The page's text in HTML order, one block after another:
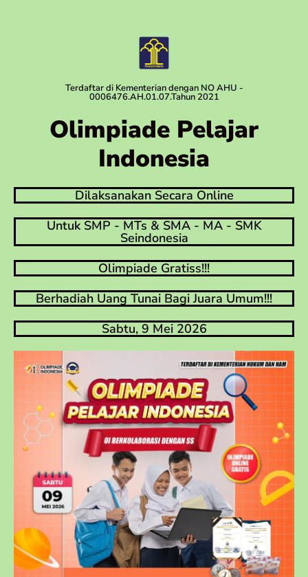
Terdaftar di Kementerian dengan NO AHU -
0006476.AH.01.07.Tahun 2021
Olimpiade Pelajar
Indonesia
Dilaksanakan Secara Online
Untuk SMP - MTs & SMA - MA - SMK
Seindonesia
Olimpiade Gratiss!!!
Berhadiah Uang Tunai Bagi Juara Umum!!!
Sabtu, 9 Mei 2026